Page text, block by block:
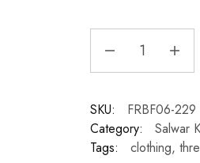
SKU:
FRBF06-229
Category:
Salwar
Tags:
clothing,